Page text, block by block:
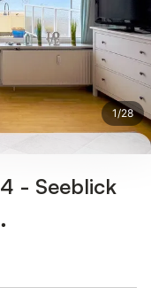
1/28
- Seeblick
•